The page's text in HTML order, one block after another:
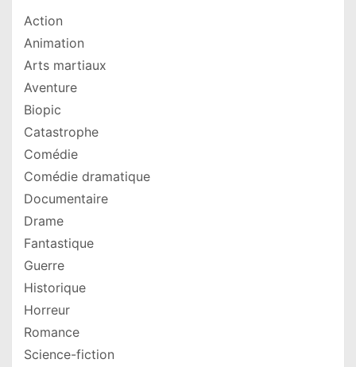
Action
Animation
Arts martiaux
Aventure
Biopic
Catastrophe
Comédie
Comédie dramatique
Documentaire
Drame
Fantastique
Guerre
Historique
Horreur
Romance
Science-fiction